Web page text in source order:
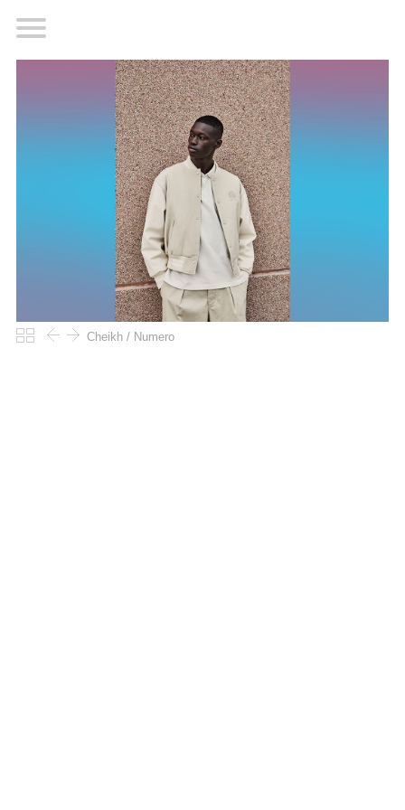
Cheikh / Numero